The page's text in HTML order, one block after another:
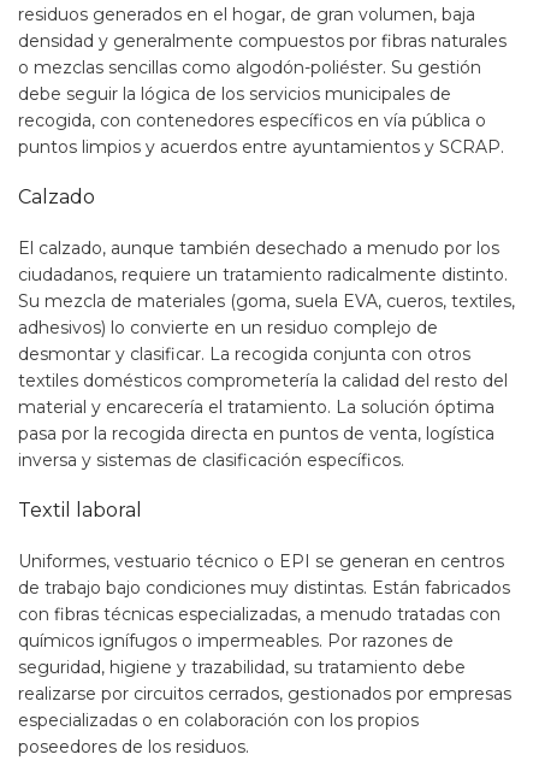
residuos generados en el hogar, de gran volumen, baja
densidad y generalmente compuestos por fibras naturales
o mezclas sencillas como algodón-poliéster. Su gestión
debe seguir la lógica de los servicios municipales de
recogida, con contenedores específicos en vía pública o
puntos limpios y acuerdos entre ayuntamientos y SCRAP.
Calzado
El calzado, aunque también desechado a menudo por los
ciudadanos, requiere un tratamiento radicalmente distinto.
Su mezcla de materiales (goma, suela EVA, cueros, textiles,
adhesivos) lo convierte en un residuo complejo de
desmontar y clasificar. La recogida conjunta con otros
textiles domésticos comprometería la calidad del resto del
material y encarecería el tratamiento. La solución óptima
pasa por la recogida directa en puntos de venta, logística
inversa y sistemas de clasificación específicos.
Textil laboral
Uniformes, vestuario técnico o EPI se generan en centros
de trabajo bajo condiciones muy distintas. Están fabricados
con fibras técnicas especializadas, a menudo tratadas con
químicos ignífugos o impermeables. Por razones de
seguridad, higiene y trazabilidad, su tratamiento debe
realizarse por circuitos cerrados, gestionados por empresas
especializadas o en colaboración con los propios
poseedores de los residuos.